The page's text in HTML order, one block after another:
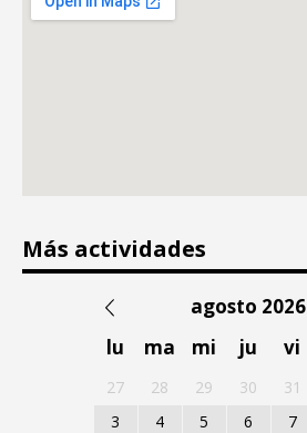
Más actividades
agosto 2026
lu
ma mi ju vi
27 28 29 30 31
3
4 5 6 7